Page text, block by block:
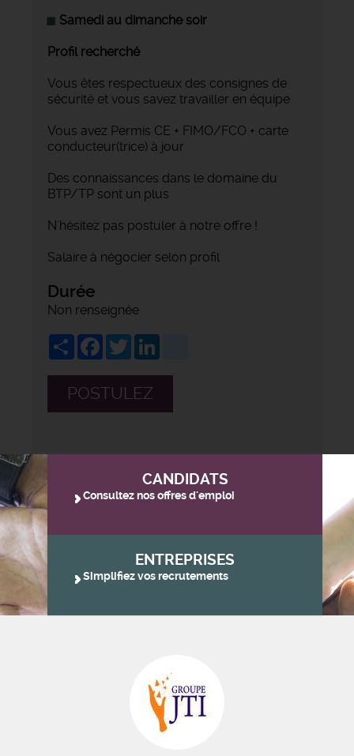
Samedi au dimanche soir
Profil recherché
Vous êtes respectueux des consignes de
sécurité et vous savez travailler en équipe
Vous avez Permis CE + FIMO/FCO + carte
conducteur(trice) à jour
Des connaissances dans le domaine du
BTP/TP sont un plus
N'hésitez pas postuler à notre offre !
Salaire à négocier selon profil
Durée
Non renseignée
ShareFacebook
Twitter
POSTULEZ
CANDIDATS
Consultez nos offres d'emploi
ENTREPRISES
Simplifiez vos recrutements